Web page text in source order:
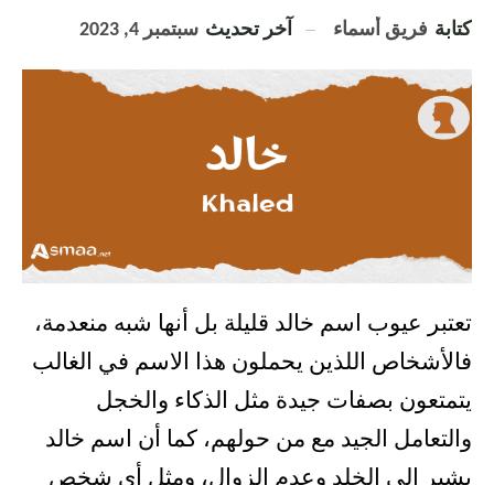
كتابة فريق أسماء آخر تحديث سبتمبر 4, 2023
تعتبر عيوب اسم خالد قليلة بل أنها شبه منعدمة،
فالأشخاص اللذين يحملون هذا الاسم في الغالب
يتمتعون بصفات جيدة مثل الذكاء والخجل
والتعامل الجيد مع من حولهم، كما أن اسم خالد
يشير إلى الخلد وعدم الزوال، ومثل أي شخص